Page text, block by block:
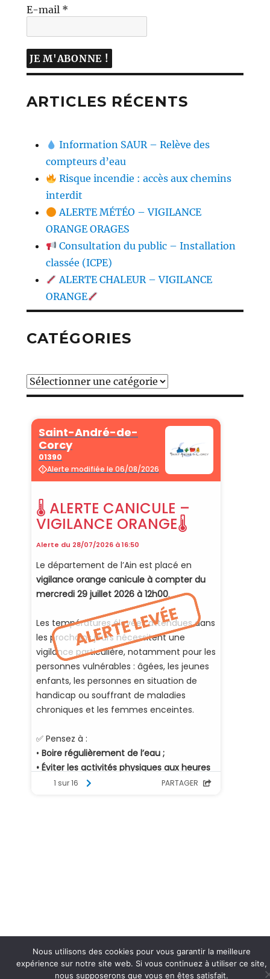
E-mail *
ARTICLES RÉCENTS
Information SAUR – Relève des
compteurs d’eau
Risque incendie : accès aux chemins
interdit
ALERTE MÉTÉO – VIGILANCE
ORANGE ORAGES
Consultation du public – Installation
classée (ICPE)
ALERTE CHALEUR – VIGILANCE
ORANGE
CATÉGORIES
Catégories
Nous utilisons des cookies pour vous garantir la meilleure
expérience sur notre site web. Si vous continuez à utiliser ce site,
nous supposerons que vous en êtes satisfait.